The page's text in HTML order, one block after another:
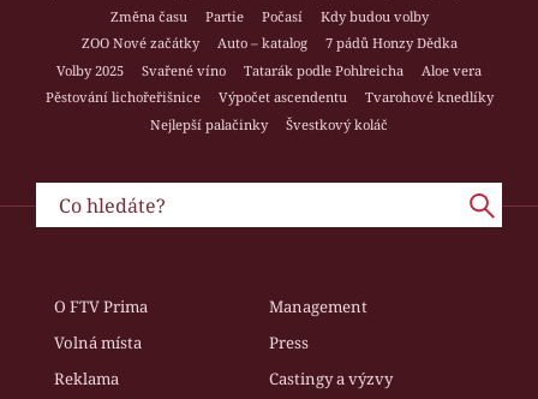
Změna času
Partie Počasí
Kdy budou volby
ZOO Nové začátky
Auto – katalog
7 pádů Honzy Dědka
Volby 2025
Svařené víno Tatarák podle Pohlreicha
Aloe vera
Pěstování lichořeřišnice
Výpočet ascendentu
Tvarohové knedlíky
Nejlepší palačinky
Švestkový koláč
O FTV Prima
Management
Volná místa
Press
Reklama
Castingy a výzvy